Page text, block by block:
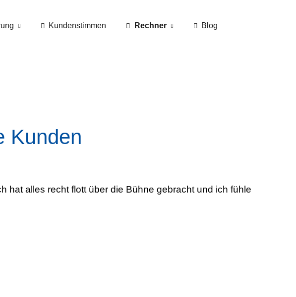
Kundenstimmen Rechner Blog
Kunden
hat alles recht flott über die Bühne gebracht und ich fühle